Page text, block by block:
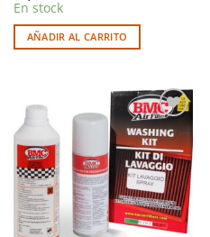
En stock
AÑADIR AL CARRITO
Añadir
a la
lista de
deseos